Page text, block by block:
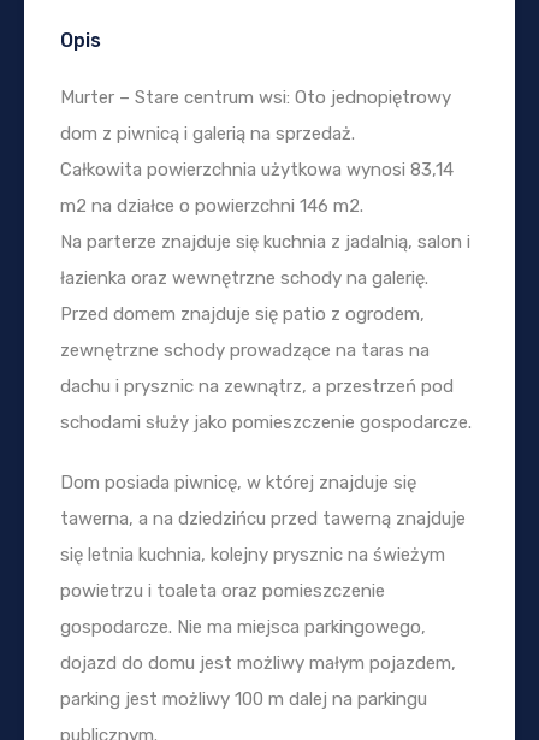
Opis
Murter – Stare centrum wsi: Oto jednopiętrowy
dom z piwnicą i galerią na sprzedaż.
Całkowita powierzchnia użytkowa wynosi 83,14
m2 na działce o powierzchni 146 m2.
Na parterze znajduje się kuchnia z jadalnią, salon i
łazienka oraz wewnętrzne schody na galerię.
Przed domem znajduje się patio z ogrodem,
zewnętrzne schody prowadzące na taras na
dachu i prysznic na zewnątrz, a przestrzeń pod
schodami służy jako pomieszczenie gospodarcze.
Dom posiada piwnicę, w której znajduje się
tawerna, a na dziedzińcu przed tawerną znajduje
się letnia kuchnia, kolejny prysznic na świeżym
powietrzu i toaleta oraz pomieszczenie
gospodarcze. Nie ma miejsca parkingowego,
dojazd do domu jest możliwy małym pojazdem,
parking jest możliwy 100 m dalej na parkingu
publicznym.